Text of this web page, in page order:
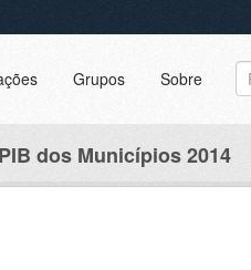
Grupos Sobre
dos Municípios 2014